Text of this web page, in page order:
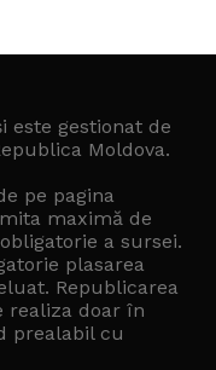
este gestionat de
Moldova.
pe pagina
maximă de
a sursei.
plasarea
Republicarea
realiza doar în
prealabil cu